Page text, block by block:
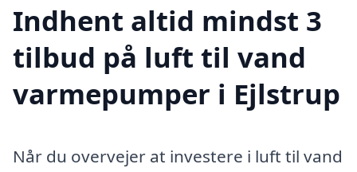
Indhent altid mindst 3
tilbud på luft til vand
varmepumper i Ejlstrup
Når du overvejer at investere i luft til vand